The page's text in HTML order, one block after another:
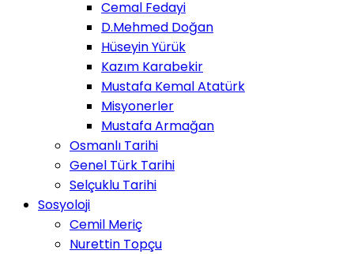
Cemal Fedayi
D.Mehmed Doğan
Hüseyin Yürük
Kazım Karabekir
Mustafa Kemal Atatürk
Misyonerler
Mustafa Armağan
Osmanlı Tarihi
Genel Türk Tarihi
Selçuklu Tarihi
Sosyoloji
Cemil Meriç
Nurettin Topçu